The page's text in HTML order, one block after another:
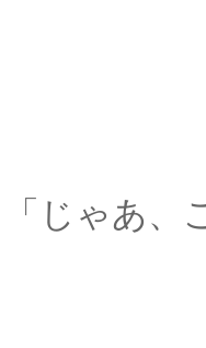
のお